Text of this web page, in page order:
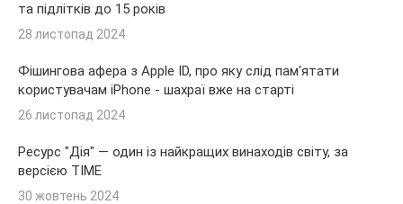
та підлітків до 15 років
28 листопад 2024
Фішингова афера з Apple ID, про яку слід пам'ятати
користувачам iPhone - шахраї вже на старті
26 листопад 2024
Ресурс "Дія" — один із найкращих винаходів світу, за
версією TIME
30 жовтень 2024